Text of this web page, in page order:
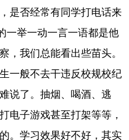
是否经常有同学打电话来
一举一动一言一语都是他
，我们总能看出些苗头。
一般不去干违反校规校纪
说了。抽烟、喝酒、逃
电子游戏甚至打架等等，
。学习效果好不好，其实